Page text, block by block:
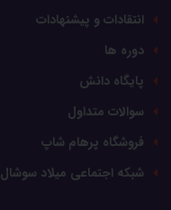
انتقادات و پیشنهادات
دوره ها
پایگاه دانش
سوالات متداول
فروشگاه پرهام شاپ
شبکه اجتماعی میلاد سوشال